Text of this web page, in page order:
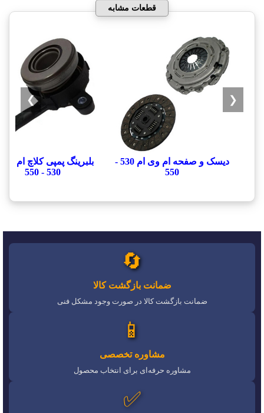
قطعات مشابه
دیسک و صفحه ام وی ام 530 -
550
بلبرینگ پمپی کلاچ ام وی
530 - 550
❮
❯
🔄
ضمانت بازگشت کالا
ضمانت بازگشت کالا در صورت وجود مشکل فنی
📱
مشاوره تخصصی
مشاوره حرفه‌ای برای انتخاب محصول
✅